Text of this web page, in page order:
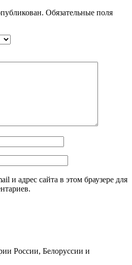
Обязательные поля
и адрес сайта в этом браузере для
России, Белоруссии и